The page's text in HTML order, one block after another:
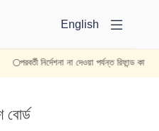
English
পরবর্তী নির্দেশনা না দেওয়া পর্যন্ত রিফান্ড
বোর্ড